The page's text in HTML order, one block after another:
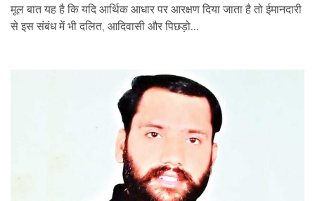
मूल बात यह है कि यदि आर्थिक आधार पर आरक्षण दिया जाता है तो ईमानदारी
से इस संबंध में भी दलित, आदिवासी और पिछड़ो...